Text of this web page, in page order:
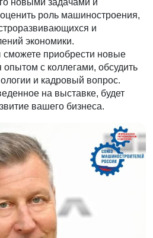
новыми задачами и
роль машиностроения,
и
экономики.
приобрести новые
опытом с коллегами, обсудить
и кадровый вопрос.
на выставке, будет
вашего бизнеса.